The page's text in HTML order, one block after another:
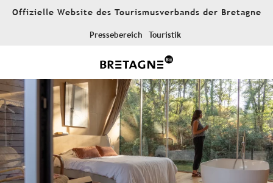
AllerOffizielle Website des Tourismusverbands der Bretagne
Pressebereich Touristik